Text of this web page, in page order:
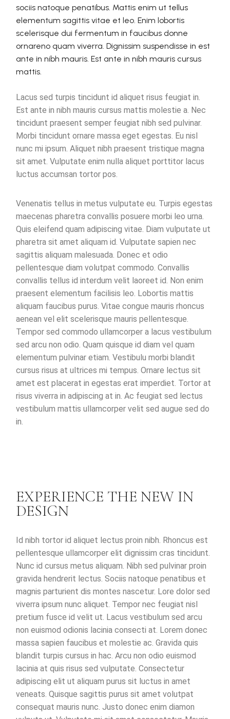
sociis natoque penatibus. Mattis enim ut tellus
elementum sagittis vitae et leo. Enim lobortis
scelerisque dui fermentum in faucibus donne
ornareno quam viverra. Dignissim suspendisse in est
ante in nibh mauris. Est ante in nibh mauris cursus
mattis.
Lacus sed turpis tincidunt id aliquet risus feugiat in.
Est ante in nibh mauris cursus mattis molestie a. Nec
tincidunt praesent semper feugiat nibh sed pulvinar.
Morbi tincidunt ornare massa eget egestas. Eu nisl
nunc mi ipsum. Aliquet nibh praesent tristique magna
sit amet. Vulputate enim nulla aliquet porttitor lacus
luctus accumsan tortor pos.
Venenatis tellus in metus vulputate eu. Turpis egestas
maecenas pharetra convallis posuere morbi leo urna.
Quis eleifend quam adipiscing vitae. Diam vulputate ut
pharetra sit amet aliquam id. Vulputate sapien nec
sagittis aliquam malesuada. Donec et odio
pellentesque diam volutpat commodo. Convallis
convallis tellus id interdum velit laoreet id. Non enim
praesent elementum facilisis leo. Lobortis mattis
aliquam faucibus purus. Vitae congue mauris rhoncus
aenean vel elit scelerisque mauris pellentesque.
Tempor sed commodo ullamcorper a lacus vestibulum
sed arcu non odio. Quam quisque id diam vel quam
elementum pulvinar etiam. Vestibulu morbi blandit
cursus risus at ultrices mi tempus. Ornare lectus sit
amet est placerat in egestas erat imperdiet. Tortor at
risus viverra in adipiscing at in. Ac feugiat sed lectus
vestibulum mattis ullamcorper velit sed augue sed do
in.
EXPERIENCE THE NEW IN
DESIGN
Id nibh tortor id aliquet lectus proin nibh. Rhoncus est
pellentesque ullamcorper elit dignissim cras tincidunt.
Nunc id cursus metus aliquam. Nibh sed pulvinar proin
gravida hendrerit lectus. Sociis natoque penatibus et
magnis parturient dis montes nascetur. Lore dolor sed
viverra ipsum nunc aliquet. Tempor nec feugiat nisl
pretium fusce id velit ut. Lacus vestibulum sed arcu
non euismod odionis lacinia consecti at. Lorem donec
massa sapien faucibus et molestie ac. Gravida quis
blandit turpis cursus in hac. Arcu non odio euismod
lacinia at quis risus sed vulputate. Consectetur
adipiscing elit ut aliquam purus sit luctus in amet
veneats. Quisque sagittis purus sit amet volutpat
consequat mauris nunc. Justo donec enim diamon